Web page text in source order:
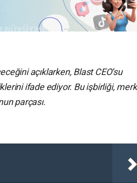
açıklarken, Blast CEO’su
ifade ediyor. Bu işbirliği,
parçası.